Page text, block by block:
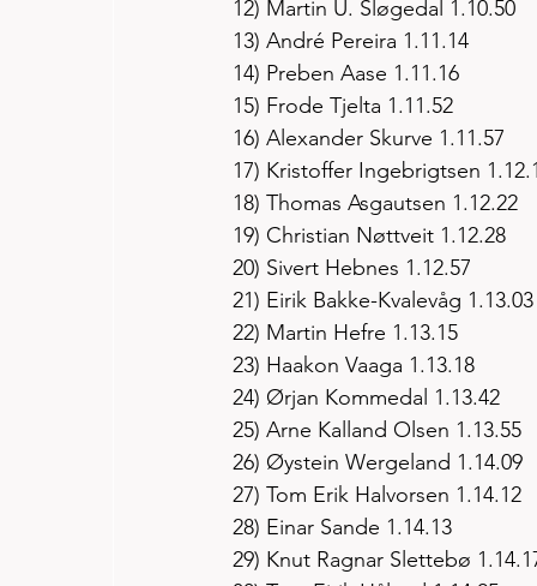
12) Martin U. Sløgedal 1.10.50
13) André Pereira 1.11.14
14) Preben Aase 1.11.16
15) Frode Tjelta 1.11.52
16) Alexander Skurve 1.11.57
17) Kristoffer Ingebrigtsen
18) Thomas Asgautsen 1.12.22
19) Christian Nøttveit 1.12.28
20) Sivert Hebnes 1.12.57
21) Eirik Bakke-Kvalevåg 1.13.03
22) Martin Hefre 1.13.15
23) Haakon Vaaga 1.13.18
24) Ørjan Kommedal 1.13.42
25) Arne Kalland Olsen 1.13.55
26) Øystein Wergeland 1.14.09
27) Tom Erik Halvorsen 1.14.12
28) Einar Sande 1.14.13
29) Knut Ragnar Slettebø